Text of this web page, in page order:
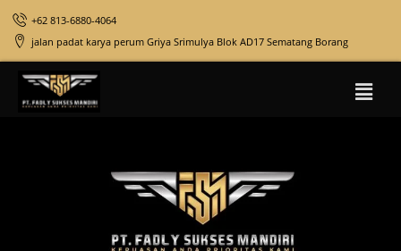
+62 813-6880-4064
jalan padat karya perum Griya Srimulya Blok AD17 Sematang Borang